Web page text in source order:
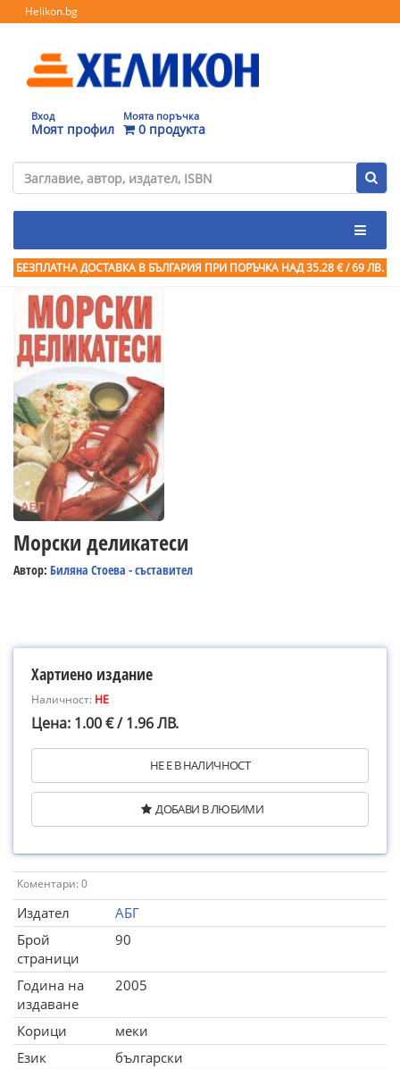
Helikon.bg
Вход
Моят профил
Моята поръчка
0 продукта
БЕЗПЛАТНА ДОСТАВКА В БЪЛГАРИЯ ПРИ ПОРЪЧКА НАД 35.28 € / 69 ЛВ.
Морски деликатеси
Автор: Биляна Стоева - съставител
Хартиено издание
Наличност: НЕ
Цена: 1.00 € / 1.96 ЛВ.
НЕ Е В НАЛИЧНОСТ
ДОБАВИ В ЛЮБИМИ
Коментари: 0
Издател
АБГ
Брой
страници
90
Година на
издаване
2005
Корици
меки
Език
български